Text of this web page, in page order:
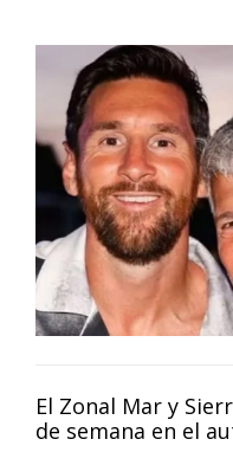
El Zonal Mar y
de semana en el